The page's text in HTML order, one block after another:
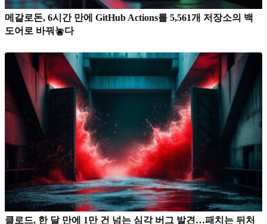
메갈로돈, 6시간 만에 GitHub Actions를 5,561개 저장소의 백
도어로 바꿔놓다
클로드, 한 달 만에 1만 건 넘는 심각 버그 발견…패치는 뒤처